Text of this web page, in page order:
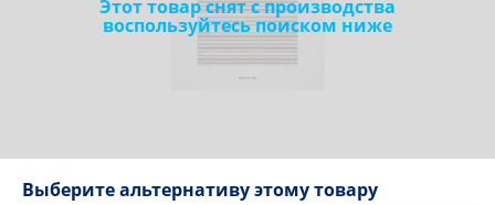
Этот товар снят с производства
воспользуйтесь поиском ниже
Выберите альтернативу этому товару